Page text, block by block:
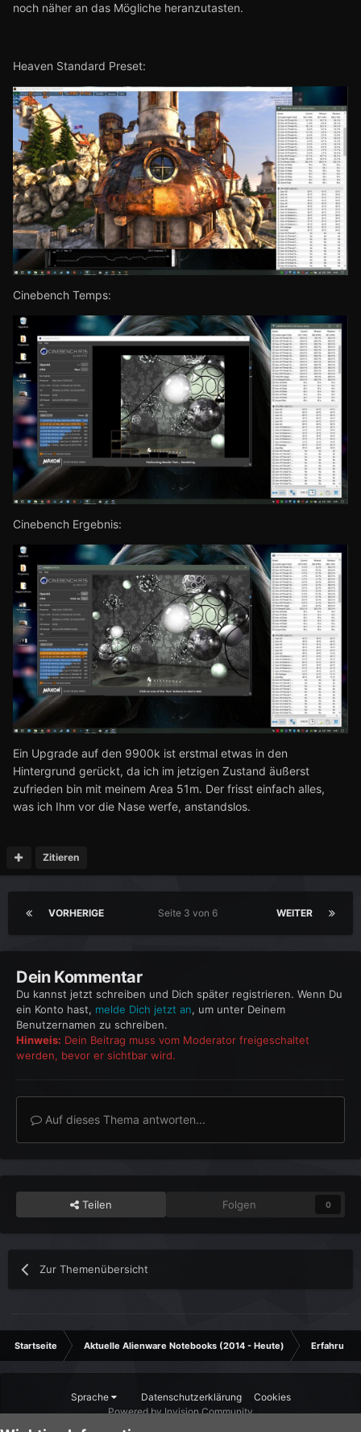
noch näher an das Mögliche heranzutasten.
Heaven Standard Preset:
Cinebench Temps:
Cinebench Ergebnis:
Ein Upgrade auf den 9900k ist erstmal etwas in den
Hintergrund gerückt, da ich im jetzigen Zustand äußerst
zufrieden bin mit meinem Area 51m. Der frisst einfach alles,
was ich Ihm vor die Nase werfe, anstandslos.
Zitieren
VORHERIGE WEITER
Seite 3 von 6
Dein Kommentar
Du kannst jetzt schreiben und Dich später registrieren. Wenn Du
ein Konto hast, melde Dich jetzt an, um unter Deinem
Benutzernamen zu schreiben.
Hinweis: Dein Beitrag muss vom Moderator freigeschaltet
werden, bevor er sichtbar wird.
Auf dieses Thema antworten...
Teilen Folgen 0
Zur Themenübersicht
Startseite Aktuelle Alienware Notebooks (2014 - Heute)
Sprache Datenschutzerklärung
Cookies
Powered by Invision Community